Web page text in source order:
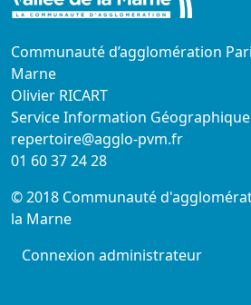
Communauté d’agglomération
Marne
Olivier RICART
Service Information
repertoire@agglo-pvm.fr
01 60 37 24 28
© 2018 Communauté
la Marne
Connexion administrateur